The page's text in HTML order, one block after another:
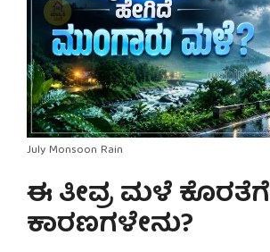
July Monsoon Rain
ಈ ತೀವ್ರ ಮಳೆ ಕೊರತೆಗೆ
ಕಾರಣಗಳೇನು?